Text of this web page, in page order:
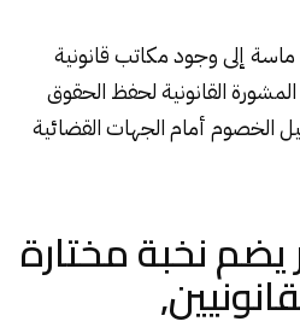
ماسة إلى وجود مكاتب قانونية
القانونية لحفظ الحقوق
الخصوم أمام الجهات القضائية
يضم نخبة مختارة